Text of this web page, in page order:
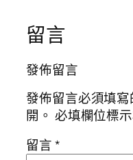
留言
發佈留言
發佈留言必須填
開。 必填欄位標
留言*